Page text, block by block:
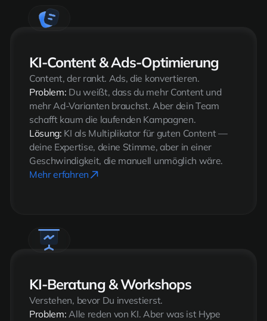
KI-Content & Ads-Optimierung
Content, der rankt. Ads, die konvertieren.
Problem: Du weißt, dass du mehr Content und
mehr Ad-Varianten brauchst. Aber dein Team
schafft kaum die laufenden Kampagnen.
Lösung: KI als Multiplikator für guten Content —
deine Expertise, deine Stimme, aber in einer
Geschwindigkeit, die manuell unmöglich wäre.
Mehr erfahren
KI-Beratung & Workshops
Verstehen, bevor Du investierst.
Problem: Alle reden von KI. Aber was ist Hype